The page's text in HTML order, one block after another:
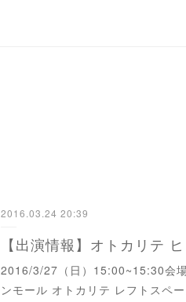
2016.03.24 20:39
【出演情報】オトカリテ
2016/3/27（日）15:00~15:30会
ンモール オトカリテ レフトスペ